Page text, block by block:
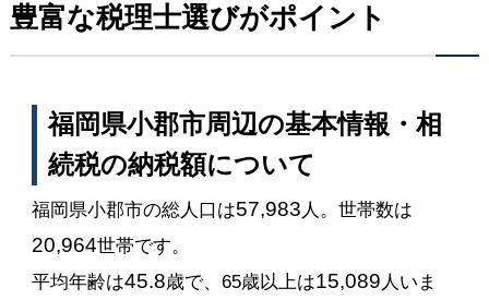
豊富な税理士選びがポイント
福岡県小郡市周辺の基本情報・相
続税の納税額について
福岡県小郡市の総人口は57,983 人。世帯数は
20,964世帯です。
平均年齢は45.8歳で、65歳以上は15,089 人いま